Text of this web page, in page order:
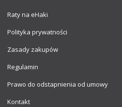
Raty na eHaki
Polityka prywatności
Zasady zakupów
Regulamin
Prawo do odstapnienia od umowy
Kontakt